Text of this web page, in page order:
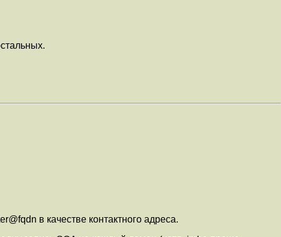
в качестве контактного адреса.